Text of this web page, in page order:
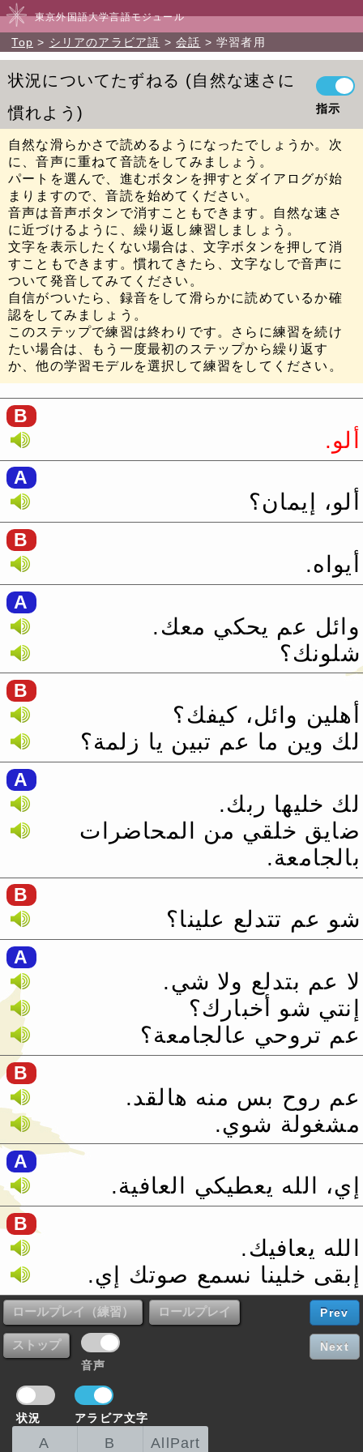
東京外国語大学言語モジュール
Top シリアのアラビア語 会話 学習者用
状況についてたずねる
自然な速さに
慣れよう
指示
自然な滑らかさで読めるようになったでしょうか。次
に、音声に重ねて音読をしてみましょう。
パートを選んで、進むボタンを押すとダイアログが始
まりますので、音読を始めてください。
音声は音声ボタンで消すこともできます。自然な速さ
に近づけるように、繰り返し練習しましょう。
文字を表示したくない場合は、文字ボタンを押して消
すこともできます。慣れてきたら、文字なしで音声に
ついて発音してみてください。
自信がついたら、録音をして滑らかに読めているか確
認をしてみましょう。
このステップで練習は終わりです。さらに練習を続け
たい場合は、もう一度最初のステップから繰り返す
か、他の学習モデルを選択して練習をしてください。
B
ألو.‏
A
ألو، إيمان؟
B
أيواه.‏
A
وائل عم يحكي معك.‏
شلونك؟
B
أهلين وائل، كيفك؟
لك وين ما عم تبين يا زلمة؟
A
لك خليها ربك.‏
ضايق خلقي من المحاضرات
بالجامعة.‏
B
شو عم تتدلع علينا؟
A
لا عم بتدلع ولا شي.‏
إنتي شو أخبارك؟
عم تروحي عالجامعة؟
B
عم روح بس منه هالقد.‏
مشغولة شوي.‏
A
إي، الله يعطيكي العافية.‏
B
الله يعافيك.‏
إبقى خلينا نسمع صوتك إي.‏
音声
状況 アラビア文字
A B AllPart
Prev
Next